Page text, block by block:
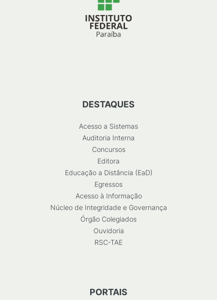
DESTAQUES
Acesso a Sistemas
Auditoria Interna
Concursos
Editora
Educação a Distância (EaD)
Egressos
Acesso à Informação
Núcleo de Integridade e Governança
Órgão Colegiados
Ouvidoria
RSC-TAE
PORTAIS